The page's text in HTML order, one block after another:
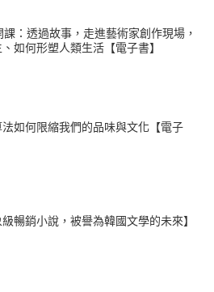
：透過故事，走進藝術家創作現場，
如何形塑人類生活【電子書】
如何限縮我們的品味與文化【電子
暢銷小說，被譽為韓國文學的未來】